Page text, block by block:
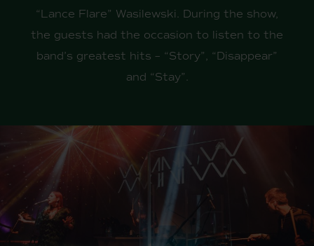
“Lance Flare” Wasilewski. During the show,
the guests had the occasion to listen to the
band’s greatest hits – “Story”, “Disappear”
and “Stay”.